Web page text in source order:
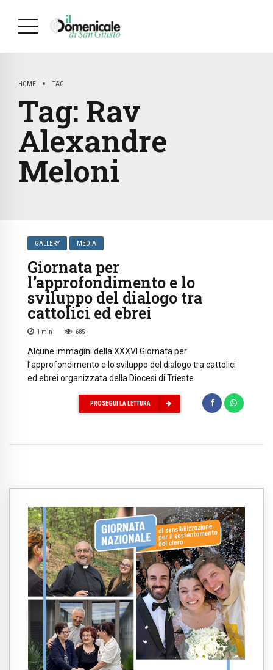
HOME TAG
Tag: Rav
Alexandre
Meloni
GALLERY MEDIA
Giornata per
l’approfondimento e lo
sviluppo del dialogo tra
cattolici ed ebrei
1 min 685
Alcune immagini della XXXVI Giornata per
l’approfondimento e lo sviluppo del dialogo tra cattolici
ed ebrei organizzata della Diocesi di Trieste.
PROSEGUI LA LETTURA